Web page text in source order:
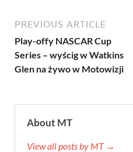
PREVIOUS ARTICLE
Play-offy NASCAR Cup
Series – wyścig w Watkins
Glen na żywo w Motowizji
About MT
View all posts by MT →